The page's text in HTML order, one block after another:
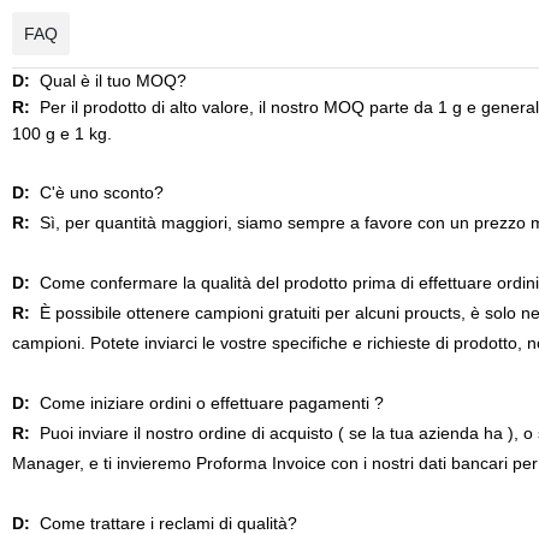
FAQ
D: Qual è il tuo MOQ?
R:
Per il prodotto di alto valore, il nostro MOQ parte da 1 g e
100 g e 1 kg.
D: C'è uno sconto?
R: Sì, per quantità maggiori, siamo sempre a favore con un prezzo
D: Come confermare la qualità del prodotto prima di effettuare
R:
È possibile ottenere campioni gratuiti per alcuni proucts, è solo
campioni. Potete inviarci le vostre specifiche e richieste di prodotto,
D: Come iniziare ordini o effettuare pagamenti ?
R:
Puoi inviare il nostro ordine di acquisto ( se la tua azienda ha ),
Manager, e ti invieremo Proforma Invoice con i nostri dati bancari
D: Come trattare i reclami di qualità?